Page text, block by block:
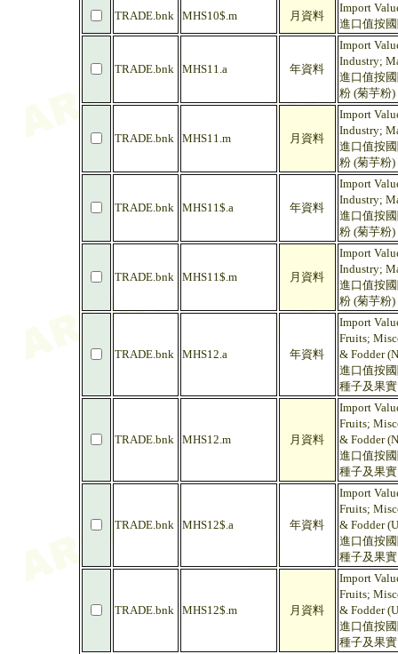
TRADE.bnk MHS10$.m 月資料
Import
進口值按
TRADE.bnk MHS11.a 年資料
Import
Industry;
進口值按
粉 (菊芋粉
TRADE.bnk MHS11.m 月資料
Import
Industry;
進口值按
粉 (菊芋粉
TRADE.bnk MHS11$.a 年資料
Import
Industry;
進口值按
粉 (菊芋粉
TRADE.bnk MHS11$.m 月資料
Import
Industry;
進口值按
粉 (菊芋粉
TRADE.bnk MHS12.a 年資料
Import
Fruits;
& Fodder
進口值按
種子及果
TRADE.bnk MHS12.m 月資料
Import
Fruits;
& Fodder
進口值按
種子及果
TRADE.bnk MHS12$.a 年資料
Import
Fruits;
& Fodder
進口值按
種子及果
TRADE.bnk MHS12$.m 月資料
Import
Fruits;
& Fodder
進口值按
種子及果